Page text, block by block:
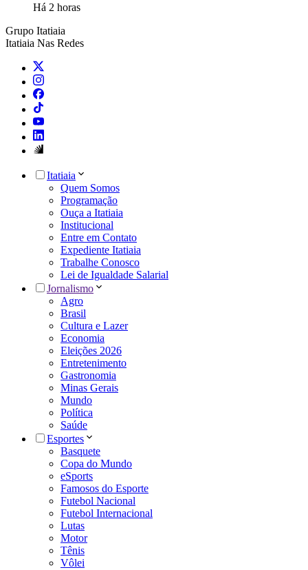
Há 2 horas
Grupo Itatiaia
Itatiaia Nas Redes
Itatiaia
Quem Somos
Programação
Ouça a Itatiaia
Institucional
Entre em Contato
Expediente Itatiaia
Trabalhe Conosco
Lei de Igualdade Salarial
Jornalismo
Agro
Brasil
Cultura e Lazer
Economia
Eleições 2026
Entretenimento
Gastronomia
Minas Gerais
Mundo
Política
Saúde
Esportes
Basquete
Copa do Mundo
eSports
Famosos do Esporte
Futebol Nacional
Futebol Internacional
Lutas
Motor
Tênis
Vôlei